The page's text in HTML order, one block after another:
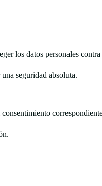
los datos personales
seguridad absoluta.